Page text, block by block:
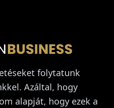
folytatunk
Azáltal, hogy
alapját, hogy ezek a